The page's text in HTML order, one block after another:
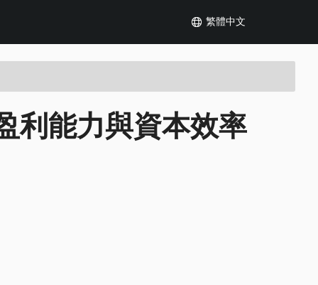
繁體中文
利能力與資本效率